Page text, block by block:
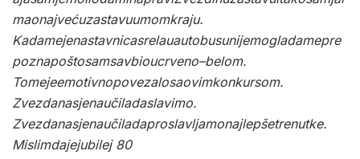
maonajvećuzastavuumomkraju.
Kadamejenastavnicasrelauautobusunijemogladamepre
poznapoštosamsavbioucrveno–belom.
Tomejeemotivnopovezalosaovimkonkursom.
Zvezdanasjenaučiladaslavimo.
Zvezdanasjenaučiladaproslavljamonajlepšetrenutke.
Mislimdajejubilej80